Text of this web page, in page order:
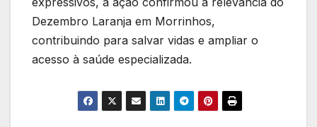
Dezembro Laranja em Morrinhos,
contribuindo para salvar vidas e ampliar o
acesso à saúde especializada.